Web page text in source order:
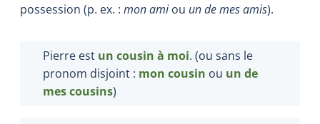
possession (p. ex. : mon ami ou un de mes amis).
Pierre est un cousin à moi. (ou sans le
pronom disjoint : mon cousin ou un de
mes cousins)